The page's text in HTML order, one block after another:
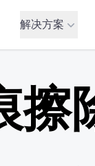
解决方案
擦